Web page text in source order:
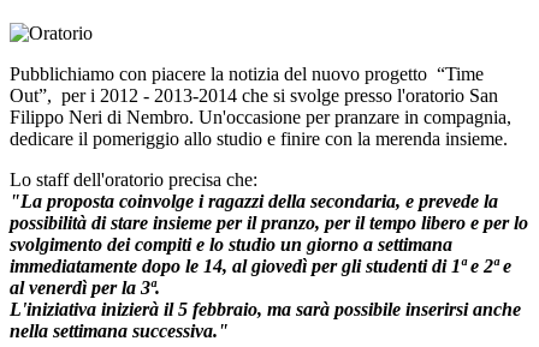
Pubblichiamo con piacere la notizia del nuovo progetto “Time
Out”, per i 2012 - 2013-2014 che si svolge presso l'oratorio San
Filippo Neri di Nembro. Un'occasione per pranzare in compagnia,
dedicare il pomeriggio allo studio e finire con la merenda insieme.
Lo staff dell'oratorio precisa che:
"La proposta coinvolge i ragazzi della secondaria, e prevede la
possibilità di stare insieme per il pranzo, per il tempo libero e per lo
svolgimento dei compiti e lo studio un giorno a settimana
immediatamente dopo le 14, al giovedì per gli studenti di 1ª e 2ª e
al venerdì per la 3ª.
L'iniziativa inizierà il 5 febbraio, ma sarà possibile inserirsi anche
nella settimana successiva."